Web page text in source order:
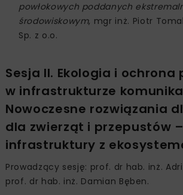
powłokowych poddanych
środowiskowym, mgr inż. Piotr
Sp. z o.o.
Sesja II. Ekologia i ochrona
w infrastrukturze
Nowoczesne rozwiązania
dla zwierząt i przepustów
infrastruktury z
Prowadzący sesję: prof. dr hab. inż.
prof. dr hab. inż. Damian Bęben.